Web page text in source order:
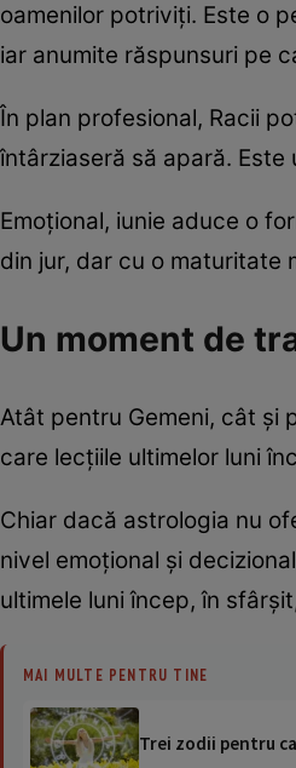
oamenilor potriviți. Este o
iar anumite răspunsuri pe
În plan profesional, Racii
întârziaseră să apară.
Emoțional, iunie aduce o
din jur, dar cu o maturitate
Un moment de
Atât pentru Gemeni, cât și
care lecțiile ultimelor luni
Chiar dacă astrologia nu
nivel emoțional și
ultimele luni încep, în
MAI MULTE PENTRU TINE
Trei zodii pentru